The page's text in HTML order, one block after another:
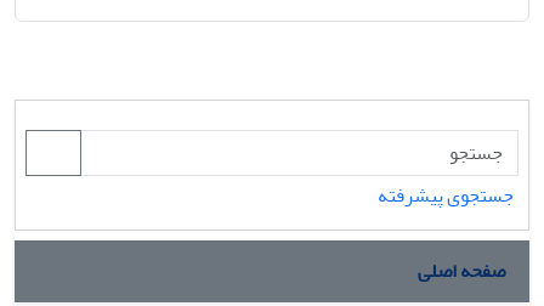
جستجوی پیشرفته
صفحه اصلی